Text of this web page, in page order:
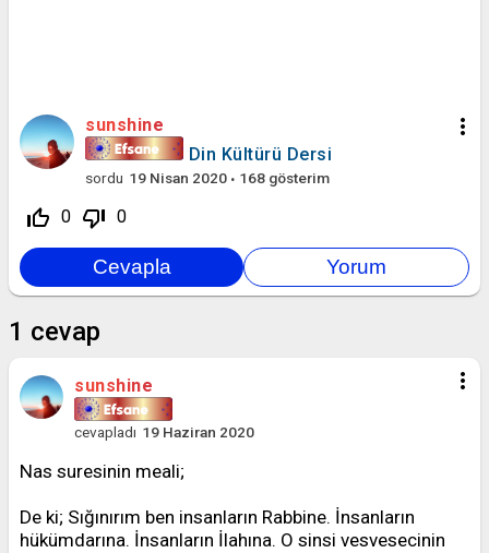
more_vert
sunshine
Din Kültürü Dersi
sordu 19 Nisan 2020 168 gösterim
thumb_up_off_alt 0 thumb_down_off_alt 0
1 cevap
more_vert
sunshine
cevapladı 19 Haziran 2020
Nas suresinin meali;
De ki; Sığınırım ben insanların Rabbine. İnsanların
hükümdarına. İnsanların İlahına. O sinsi vesvesecinin